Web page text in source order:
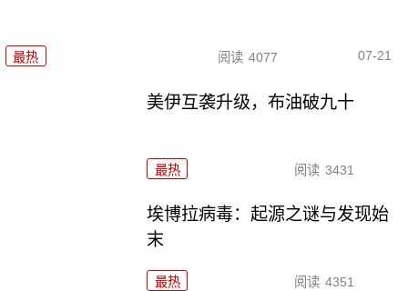
最热 阅读 4077 07-21
美伊互袭升级，布油破九十
最热 阅读 3431
埃博拉病毒：起源之谜与发现始
末
最热 阅读 4351